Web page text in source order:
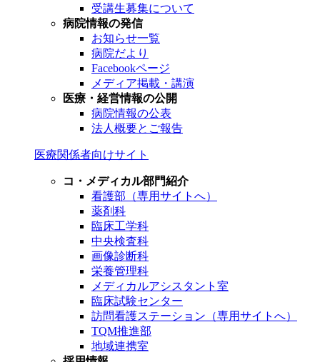
受講生募集について
病院情報の発信
お知らせ一覧
病院だより
Facebookページ
メディア掲載・講演
医療・経営情報の公開
病院情報の公表
法人概要とご報告
医療関係者向けサイト
コ・メディカル部門紹介
看護部（専用サイトへ）
薬剤科
臨床工学科
中央検査科
画像診断科
栄養管理科
メディカルアシスタント室
臨床試験センター
訪問看護ステーション（専用サイトへ）
TQM推進部
地域連携室